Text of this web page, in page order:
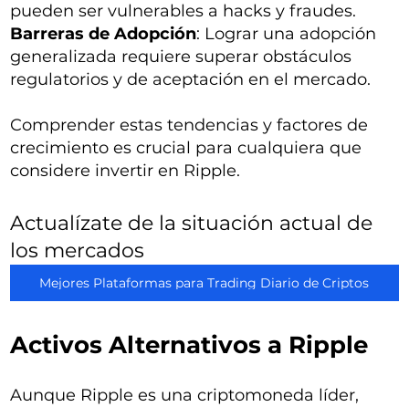
pueden ser vulnerables a hacks y fraudes.
Barreras de Adopción: Lograr una adopción
generalizada requiere superar obstáculos
regulatorios y de aceptación en el mercado.
Comprender estas tendencias y factores de
crecimiento es crucial para cualquiera que
considere invertir en Ripple.
Actualízate de la situación actual de
los mercados
Mejores Plataformas para Trading Diario de Criptos
Activos Alternativos a Ripple
Aunque Ripple es una criptomoneda líder,